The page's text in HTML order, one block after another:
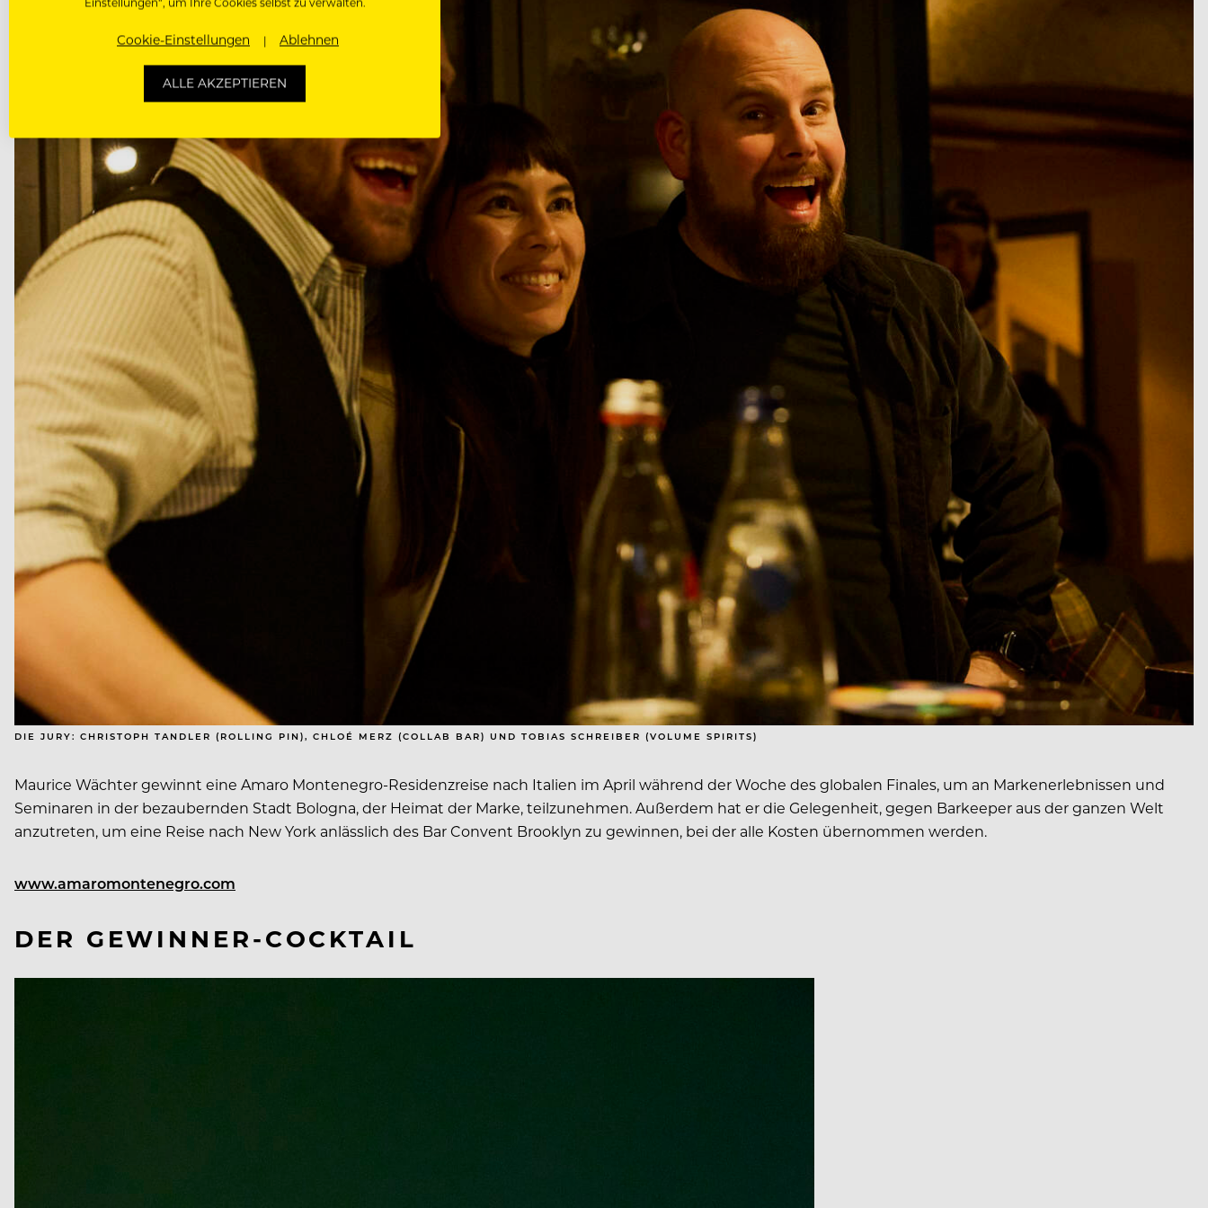
DIE JURY: CHRISTOPH TANDLER (ROLLING PIN), CHLOÉ MERZ (COLLAB BAR) UND TOBIAS SCHREIBER (VOLUME SPIRITS)
Maurice Wächter gewinnt eine Amaro Montenegro-Residenzreise nach Italien im April während der Woche des globalen Finales, um an Markenerlebnissen und
Seminaren in der bezaubernden Stadt Bologna, der Heimat der Marke, teilzunehmen. Außerdem hat er die Gelegenheit, gegen Barkeeper aus der ganzen Welt
anzutreten, um eine Reise nach New York anlässlich des Bar Convent Brooklyn zu gewinnen, bei der alle Kosten übernommen werden.
www.amaromontenegro.com
DER GEWINNER-COCKTAIL
Cookie-Einstellungen Ablehnen
ALLE AKZEPTIEREN